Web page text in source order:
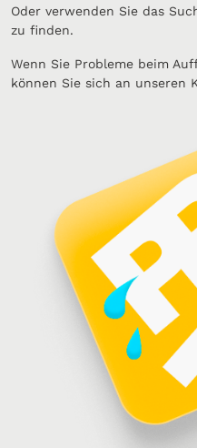
Oder verwenden Sie das
zu finden.
Wenn Sie Probleme beim
können Sie sich an unseren